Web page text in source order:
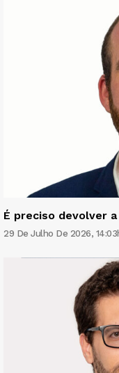
É preciso devolver
29 De Julho De 2026,